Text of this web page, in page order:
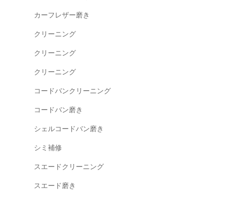
カーフレザー磨き
クリーニング
クリーニング
クリーニング
コードバンクリーニング
コードバン磨き
シェルコードバン磨き
シミ補修
スエードクリーニング
スエード磨き